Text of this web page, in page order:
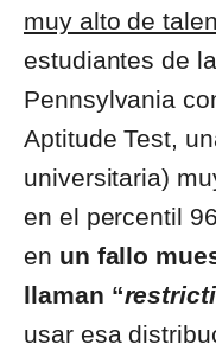
muy alto de
estudiantes de
Pennsylvania
Aptitude Test,
universitaria)
en el percentil
en un fallo
llaman “
usar esa